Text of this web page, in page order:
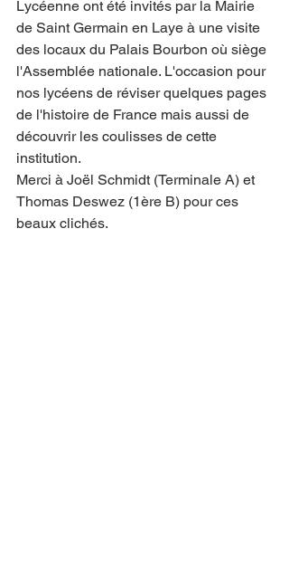
Lycéenne ont été invités par la Mairie
de Saint Germain en Laye à une visite
des locaux du Palais Bourbon où siège
l'Assemblée nationale. L'occasion pour
nos lycéens de réviser quelques pages
de l'histoire de France mais aussi de
découvrir les coulisses de cette
institution.
Merci à Joël Schmidt (Terminale A) et
Thomas Deswez (1ère B) pour ces
beaux clichés.